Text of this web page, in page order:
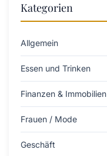
Kategorien
Allgemein
Essen und Trinken
Finanzen & Immobilien
Frauen / Mode
Geschäft